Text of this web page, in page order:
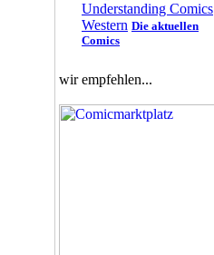
Understanding Comics
Western Die aktuellen
Comics
wir empfehlen...